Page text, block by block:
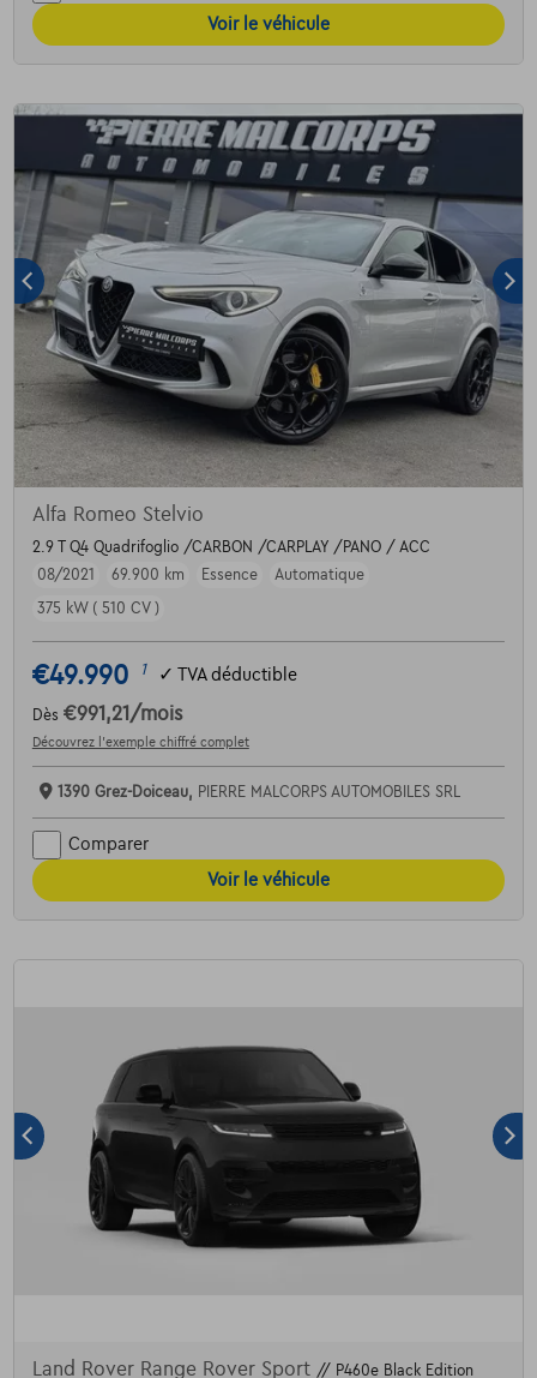
Voir le véhicule
Alfa Romeo Stelvio
2.9 T Q4 Quadrifoglio /CARBON /CARPLAY /PANO / ACC
08/2021
69.900 km Essence
Automatique
375 kW ( 510 CV )
€49.990 1 ✓ TVA déductible
Dès €991,21 /mois
Découvrez l’exemple chiffré complet
1390 Grez-Doiceau, PIERRE MALCORPS AUTOMOBILES SRL
Comparer
Voir le véhicule
Land Rover Range Rover Sport // P460e Black Edition